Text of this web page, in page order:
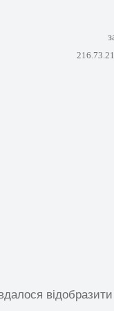
відобразити